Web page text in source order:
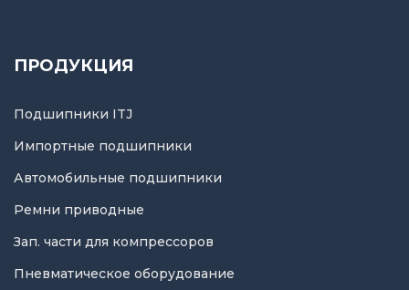
ПРОДУКЦИЯ
Подшипники ITJ
Импортные подшипники
Автомобильные подшипники
Ремни приводные
Зап. части для компрессоров
Пневматическое оборудование